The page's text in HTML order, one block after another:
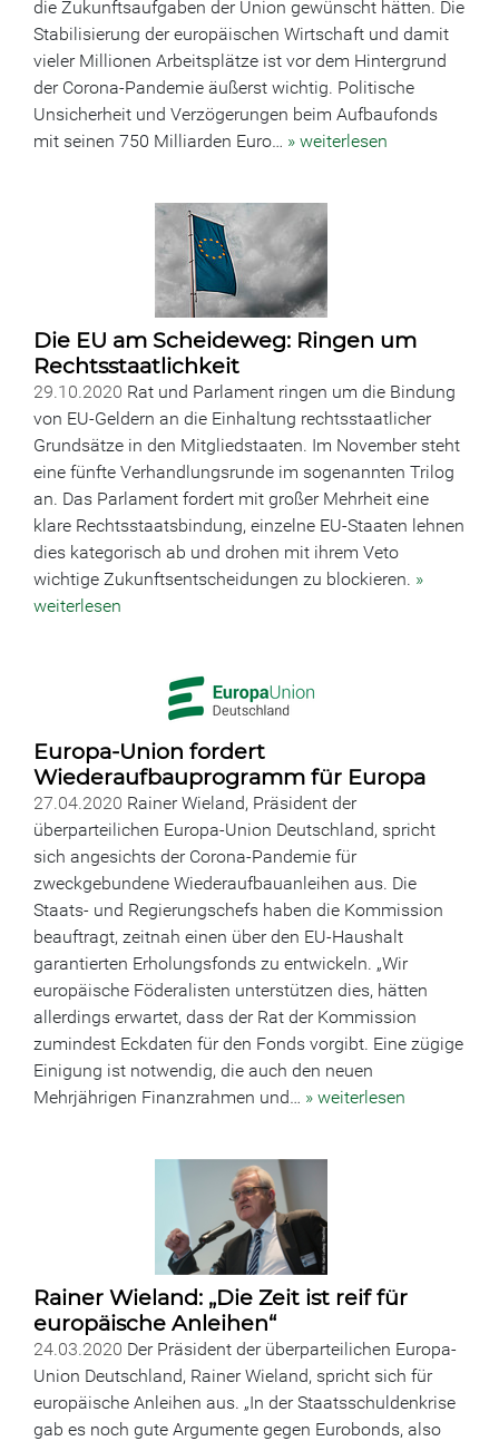
die Zukunftsaufgaben der Union gewünscht hätten. Die
Stabilisierung der europäischen Wirtschaft und damit
vieler Millionen Arbeitsplätze ist vor dem Hintergrund
der Corona-Pandemie äußerst wichtig. Politische
Unsicherheit und Verzögerungen beim Aufbaufonds
mit seinen 750 Milliarden Euro… » weiterlesen
Die EU am Scheideweg: Ringen um
Rechtsstaatlichkeit
29.10.2020 Rat und Parlament ringen um die Bindung
von EU-Geldern an die Einhaltung rechtsstaatlicher
Grundsätze in den Mitgliedstaaten. Im November steht
eine fünfte Verhandlungsrunde im sogenannten Trilog
an. Das Parlament fordert mit großer Mehrheit eine
klare Rechtsstaatsbindung, einzelne EU-Staaten lehnen
dies kategorisch ab und drohen mit ihrem Veto
wichtige Zukunftsentscheidungen zu blockieren. »
weiterlesen
Europa-Union fordert
Wiederaufbauprogramm für Europa
27.04.2020 Rainer Wieland, Präsident der
überparteilichen Europa-Union Deutschland, spricht
sich angesichts der Corona-Pandemie für
zweckgebundene Wiederaufbauanleihen aus. Die
Staats- und Regierungschefs haben die Kommission
beauftragt, zeitnah einen über den EU-Haushalt
garantierten Erholungsfonds zu entwickeln. „Wir
europäische Föderalisten unterstützen dies, hätten
allerdings erwartet, dass der Rat der Kommission
zumindest Eckdaten für den Fonds vorgibt. Eine zügige
Einigung ist notwendig, die auch den neuen
Mehrjährigen Finanzrahmen und… » weiterlesen
Rainer Wieland: „Die Zeit ist reif für
europäische Anleihen“
24.03.2020 Der Präsident der überparteilichen Europa-
Union Deutschland, Rainer Wieland, spricht sich für
europäische Anleihen aus. „In der Staatsschuldenkrise
gab es noch gute Argumente gegen Eurobonds, also